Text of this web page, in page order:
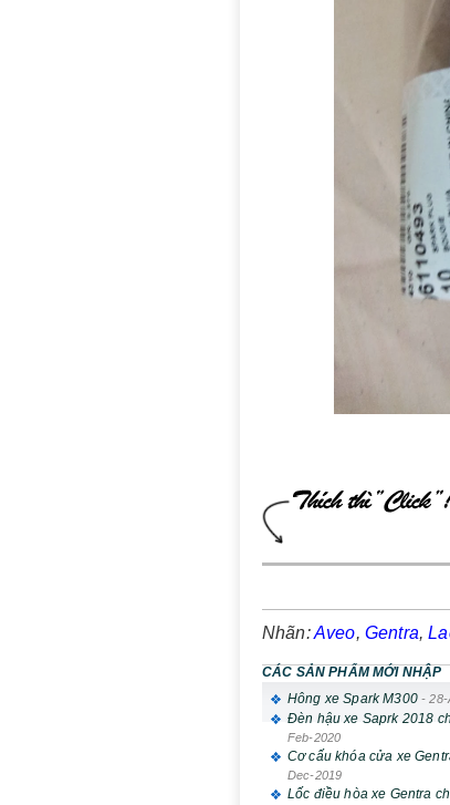
Nhãn:Aveo, Gentra,
CÁC SẢN PHẨM MỚI NHẬP
Hông xe Spark M300-28-
Đèn hậu xe Saprk 2018
Feb-2020
Cơ cấu khóa cửa xe
Dec-2019
Lốc điều hòa xe Gentra